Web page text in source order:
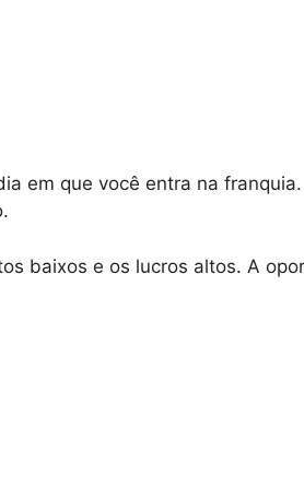
em que você entra na
baixos e os lucros altos. A